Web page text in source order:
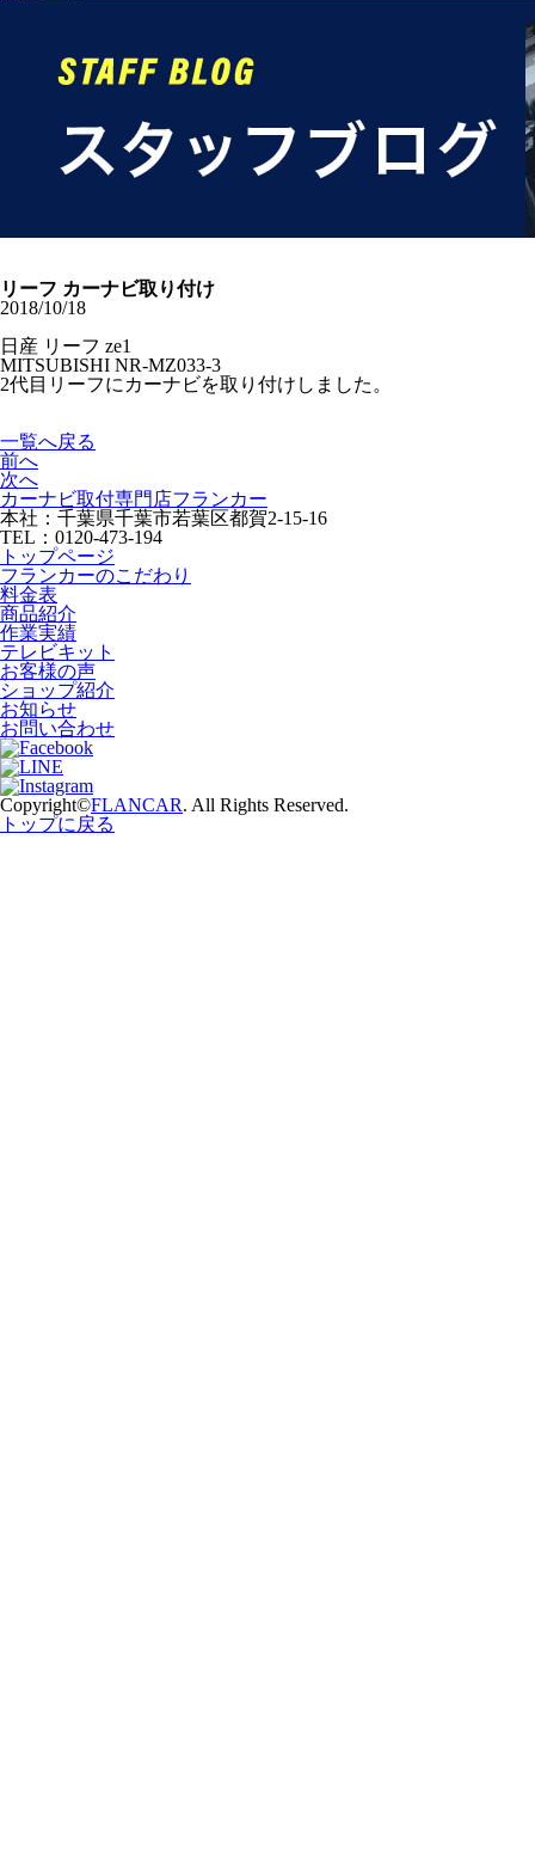
リーフ カーナビ取り付け
2018/10/18
日産 リーフ ze1
MITSUBISHI NR-MZ033-3
2代目リーフにカーナビを取り付けしました。
一覧へ戻る
前へ
次へ
カーナビ取付専⾨店フランカー
本社：千葉県千葉市若葉区都賀2-15-16
TEL：0120-473-194
トップページ
フランカーのこだわり
料金表
商品紹介
作業実績
テレビキット
お客様の声
ショップ紹介
お知らせ
お問い合わせ
Copyright©FLANCAR. All Rights Reserved.
トップに戻る